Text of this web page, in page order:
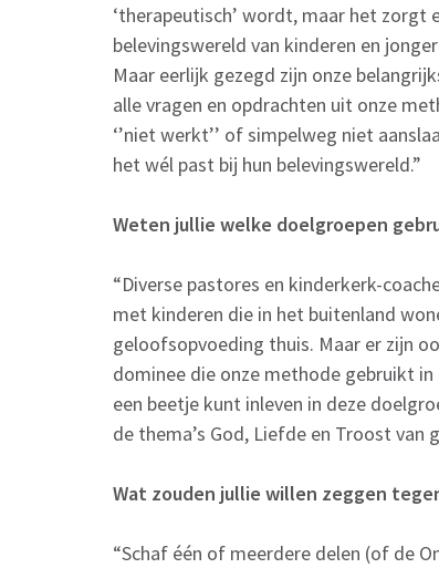
‘therapeutisch’ wordt, maar het
belevingswereld van kinderen en
Maar eerlijk gezegd zijn onze
alle vragen en opdrachten uit onze
‘’niet werkt’’ of simpelweg niet
het wél past bij hun belevingswereld.”
Weten jullie welke doelgroepen
“Diverse pastores en kinderkerk-
met kinderen die in het buitenland
geloofsopvoeding thuis. Maar er zijn
dominee die onze methode gebruikt in
een beetje kunt inleven in deze
de thema’s God, Liefde en Troost van
Wat zouden jullie willen zeggen
“Schaf één of meerdere delen (of de